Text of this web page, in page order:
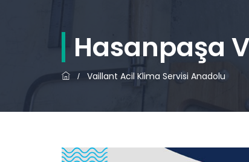
Hasanpaşa
/ Vaillant Acil Klima Servisi Anadolu